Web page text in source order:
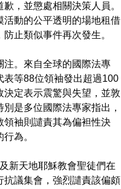
，並懲處相關決策人員。
活動的公平透明的場地租借
止類似事件再次發生。
注。來自全球的國際法專
表等88位領袖發出超過100
定表示震驚與失望，並敦
是多位國際法專家指出，
領袖則譴責其為偏袒性決
為。
新天地耶穌教會聖徒們在
議集會，強烈譴責該偏頗